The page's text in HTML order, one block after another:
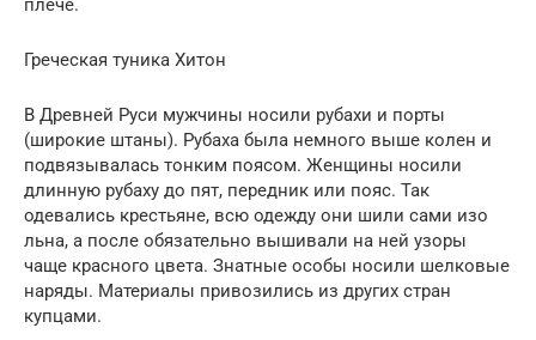
плече.
Греческая туника Хитон
В Древней Руси мужчины носили рубахи и порты
(широкие штаны). Рубаха была немного выше колен и
подвязывалась тонким поясом. Женщины носили
длинную рубаху до пят, передник или пояс. Так
одевались крестьяне, всю одежду они шили сами изо
льна, а после обязательно вышивали на ней узоры
чаще красного цвета. Знатные особы носили шелковые
наряды. Материалы привозились из других стран
купцами.